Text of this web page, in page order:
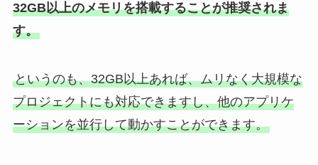
32GB以上のメモリを搭載することが推奨されま
す。
というのも、32GB以上あれば、ムリなく大規模な
プロジェクトにも対応できますし、他のアプリケ
ーションを並行して動かすことができます。